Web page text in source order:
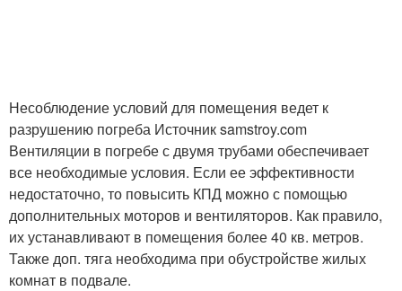
Несоблюдение условий для помещения ведет к
разрушению погреба Источник samstroy.com
Вентиляции в погребе с двумя трубами обеспечивает
все необходимые условия. Если ее эффективности
недостаточно, то повысить КПД можно с помощью
дополнительных моторов и вентиляторов. Как правило,
их устанавливают в помещения более 40 кв. метров.
Также доп. тяга необходима при обустройстве жилых
комнат в подвале.